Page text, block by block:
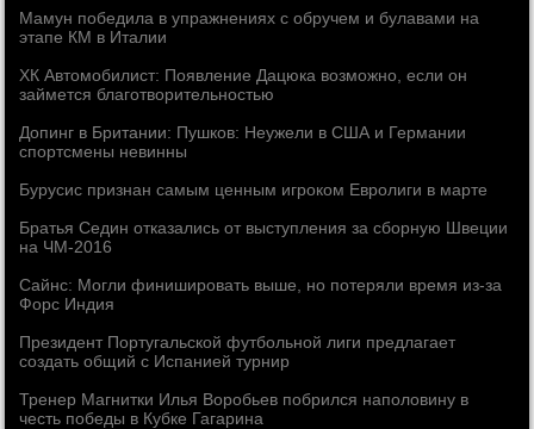
Мамун победила в упражнениях с обручем и булавами на
этапе КМ в Италии
ХК Автомобилист: Появление Дацюка возможно, если он
займется благотворительностью
Допинг в Британии: Пушков: Неужели в США и Германии
спортсмены невинны
Бурусис признан самым ценным игроком Евролиги в марте
Братья Седин отказались от выступления за сборную Швеции
на ЧМ-2016
Сайнс: Могли финишировать выше, но потеряли время из-за
Форс Индия
Президент Португальской футбольной лиги предлагает
создать общий с Испанией турнир
Тренер Магнитки Илья Воробьев побрился наполовину в
честь победы в Кубке Гагарина